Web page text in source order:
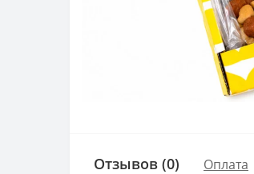
Отзывов (0) Оплата